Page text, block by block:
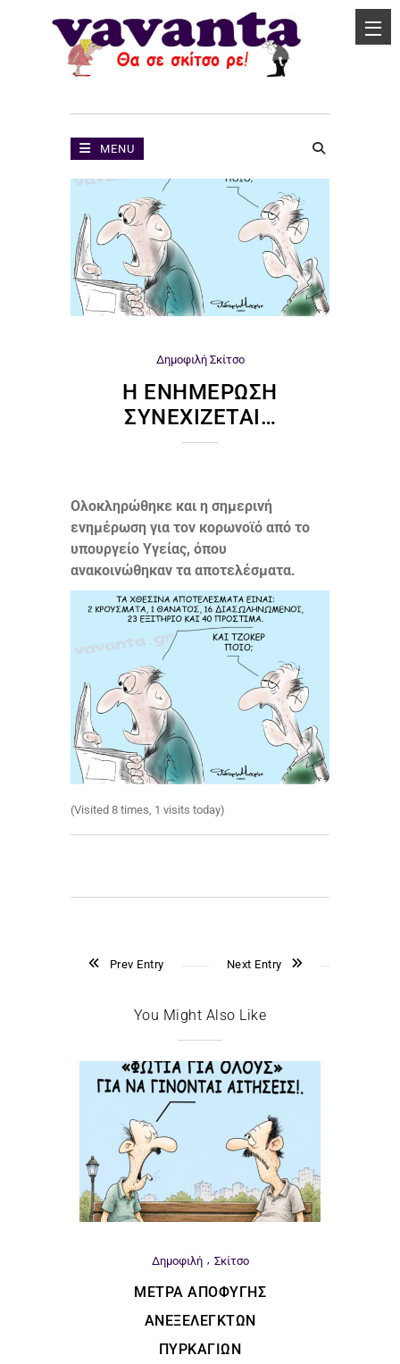
MENU
Δημοφιλή Σκίτσο
Η ΕΝΗΜΈΡΩΣΗ
ΣΥΝΕΧΊΖΕΤΑΙ…
Ολοκληρώθηκε και η σημερινή
ενημέρωση για τον κορωνοϊό από το
υπουργείο Υγείας, όπου
ανακοινώθηκαν τα αποτελέσματα.
(Visited 8 times, 1 visits today)
Prev Entry Next Entry
You Might Also Like
Δημοφιλή Σκίτσο
ΜΈΤΡΑ ΑΠΟΦΥΓΉΣ
ΑΝΕΞΈΛΕΓΚΤΩΝ
ΠΥΡΚΑΓΙΏΝ